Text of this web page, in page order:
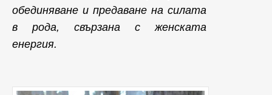
обединяване и предаване на силата
в рода, свързана с женската
енергия.